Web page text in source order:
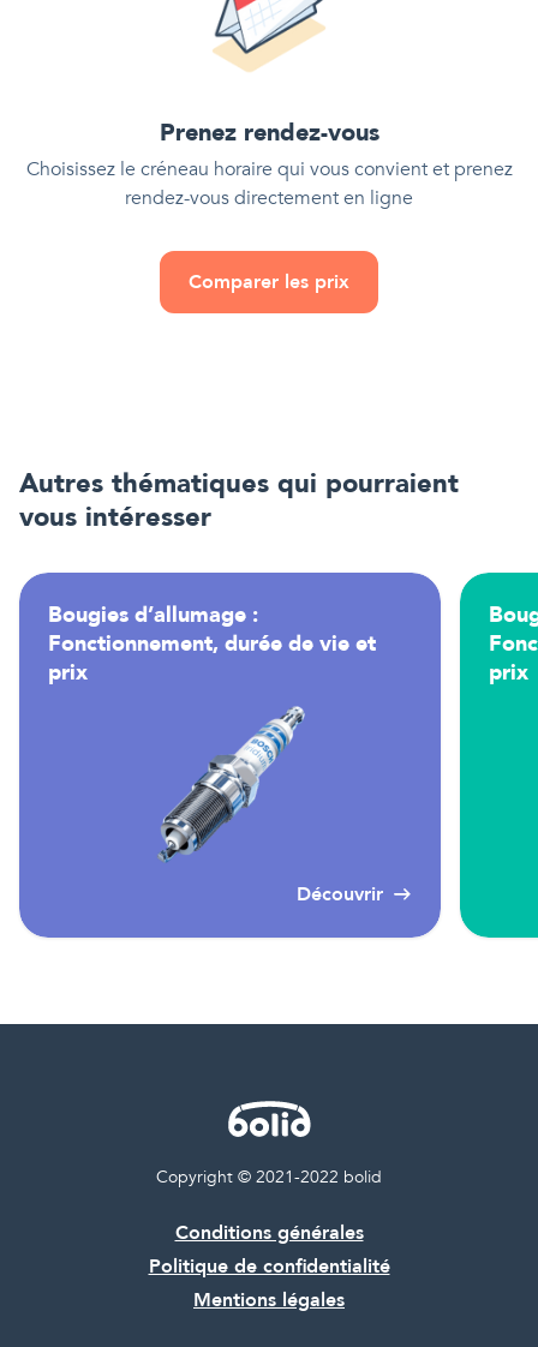
Prenez rendez-vous
Choisissez le créneau horaire qui vous convient et prenez
rendez-vous directement en ligne
Comparer les prix
Autres thématiques qui pourraient
vous intéresser
Bougies d’allumage :
Fonctionnement, durée de vie et
prix
Découvrir
prix
Copyright © 2021-2022 bolid
Conditions générales
Politique de confidentialité
Mentions légales